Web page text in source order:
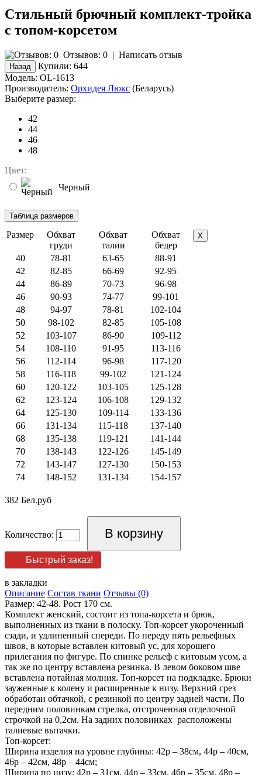
Стильный брючный комплект-тройка
с топом-корсетом
Отзывов: 0 | Написать отзыв
Купили: 644
Модель: OL-1613
Производитель: Орхидея Люкс (Беларусь)
Выберите размер:
42
44
46
48
Цвет:
Черный
Размер
Обхват
груди
Обхват
талии
Обхват
бедер
X
40 78-81 63-65
88-91
42
82-85 66-69
92-95
44
86-89 70-73
96-98
46
90-93 74-77
99-101
48
94-97 78-81
102-104
50
98-102 82-85
105-108
52
103-107 86-90
109-112
54
108-110 91-95
113-116
56
112-114 96-98
117-120
58
116-118 99-102
121-124
60
120-122 103-105
125-128
62
123-124 106-108
129-132
64
125-130 109-114
133-136
66
131-134 115-118
137-140
68
135-138 119-121
141-144
70
138-143 122-126
145-149
72
143-147 127-130
150-153
74
148-152 131-134 154-157
382 Бел.руб
Количество:
Быстрый заказ!
в закладки
Описание Состав ткани Отзывы (0)
Размер: 42-48. Рост 170 см.
Комплект женский, состоит из топа-корсета и брюк,
выполненных из ткани в полоску. Топ-корсет укороченный
сзади, и удлиненный спереди. По переду пять рельефных
швов, в которые вставлен китовый ус, для хорошего
прилегания по фигуре. По спинке рельеф с китовым усом, а
так же по центру вставлена резинка. В левом боковом шве
вставлена потайная молния. Топ-корсет на подкладке. Брюки
зауженные к колену и расширенные к низу. Верхний срез
обработан обтачкой, с резинкой по центру задней части. По
передним половинкам стрелка, отстроченная отделочной
строчкой на 0,2см. На задних половинках расположены
талиевые вытачки.
Топ-корсет:
Ширина изделия на уровне глубины: 42р – 38см, 44р – 40см,
46р – 42см, 48р – 44см;
Ширина по низу: 42р – 31см, 44р – 33см, 46р – 35см, 48р –